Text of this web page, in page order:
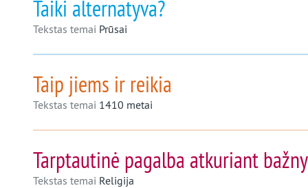
Taiki alternatyva?
Tekstas temai Prūsai
Taip jiems ir reikia
Tekstas temai 1410 metai
Tarptautinė pagalba atkuriant
Tekstas temai Religija